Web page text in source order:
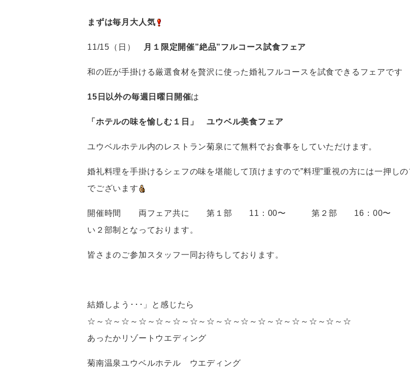
まずは毎月大人気
11/15（日） 月１限定開催”絶品”フルコース試食フェア
和の匠が手掛ける厳選食材を贅沢に使った婚礼フルコースを試食できるフェアです
15日以外の毎週日曜日開催は
「ホテルの味を愉しむ１日」 ユウベル美食フェア
ユウベルホテル内のレストラン菊泉にて無料でお食事をしていただけます。
婚礼料理を手掛けるシェフの味を堪能して頂けますので”料理”重視の方には一押しの
でございます
開催時間 両フェア共に 第１部 11：00〜 第２部 16：00〜
い２部制となっております。
皆さまのご参加スタッフ一同お待ちしております。
結婚しよう･･･」と感じたら
☆～☆～☆～☆～☆～☆～☆～☆～☆～☆～☆～☆～☆～☆～☆～☆
あったかリゾートウエディング
菊南温泉ユウベルホテル ウエディング